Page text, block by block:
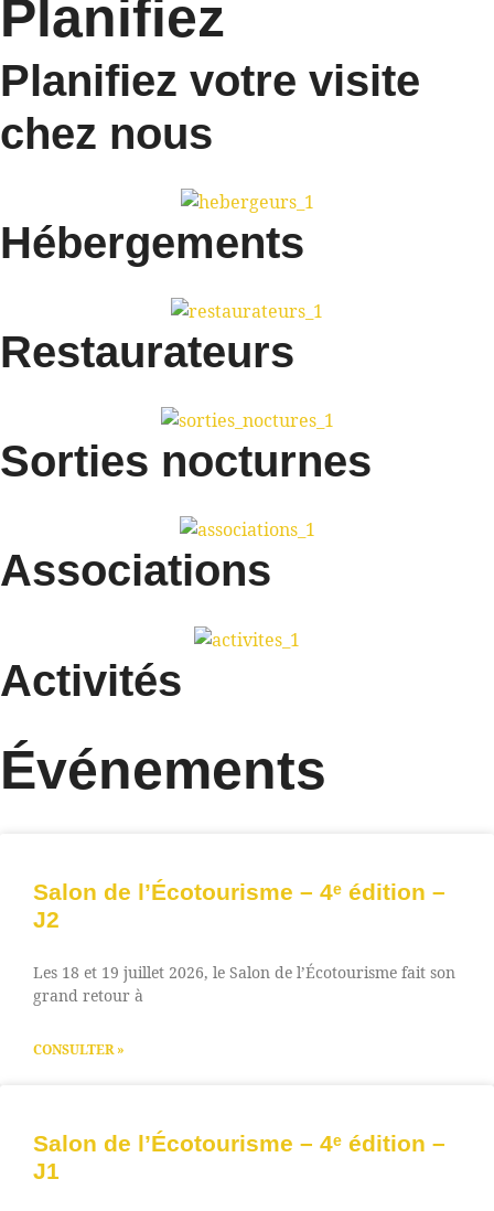
Planifiez
Planifiez votre visite
chez nous
Hébergements
Restaurateurs
Sorties nocturnes
Associations
Activités
Événements
Salon de l’Écotourisme – 4ᵉ édition –
J2
Les 18 et 19 juillet 2026, le Salon de l’Écotourisme fait son
grand retour à
CONSULTER »
Salon de l’Écotourisme – 4ᵉ édition –
J1